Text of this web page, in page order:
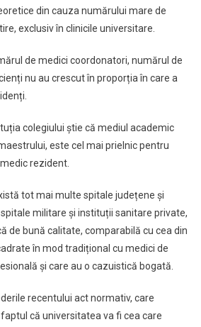
Rezidențiatului
din cauza numărului mare de
exclusiv în clinicile universitare.
de medici coordonatori, numărul de
nu au crescut în proporția în care a
colegiului știe că mediul academic
este cel mai prielnic pentru
rezident.
tot mai multe spitale județene și
militare și instituții sanitare private,
de bună calitate, comparabilă cu cea din
în mod tradițional cu medici de
și care au o cazuistică bogată.
recentului act normativ, care
că universitatea va fi cea care